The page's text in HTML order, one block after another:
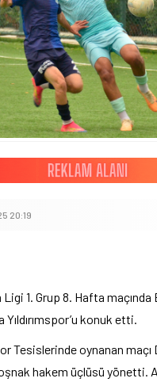
20:19
Ligi 1. Grup 8. Hafta
Yıldırımspor’u konuk etti.
Tesislerinde oynanan maçı
hakem üçlüsü yönetti.